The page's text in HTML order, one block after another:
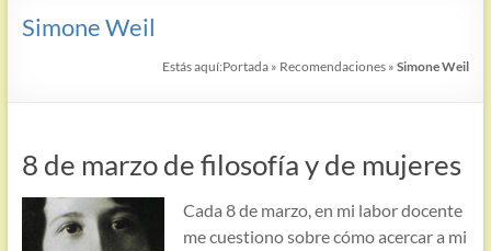
Simone Weil
Estás aquí:Portada » Recomendaciones »Simone Weil
8 de marzo de filosofía y de mujeres
Cada 8 de marzo, en mi labor docente
me cuestiono sobre cómo acercar a mi